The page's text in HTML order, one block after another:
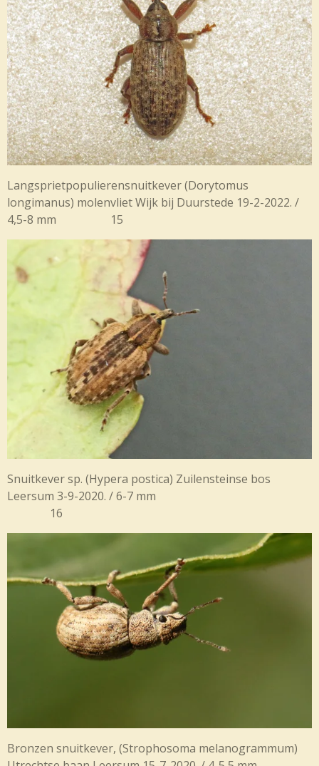
Langsprietpopulierensnuitkever (Dorytomus
longimanus) molenvliet Wijk bij Duurstede 19-2-2022. /
4,5-8 mm 15
Snuitkever sp. (Hypera postica) Zuilensteinse bos
Leersum 3-9-2020. / 6-7 mm
16
Bronzen snuitkever, (Strophosoma melanogrammum)